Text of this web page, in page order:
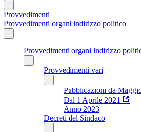
Provvedimenti
Provvedimenti organi indirizzo politico
Provvedimenti organi indirizzo
Provvedimenti vari
Pubblicazioni da
Dal 1 Aprile 2021
Anno 2023
Decreti del Sindaco